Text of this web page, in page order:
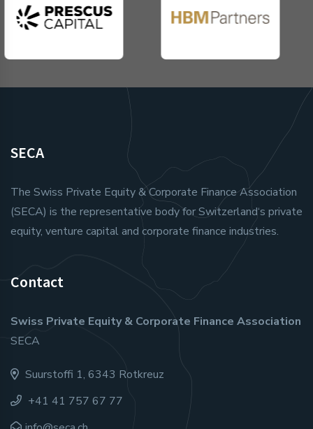
SECA
The Swiss Private Equity & Corporate Finance Association
(SECA) is the representative body for Switzerland‘s private
equity, venture capital and corporate finance industries.
Contact
Swiss Private Equity & Corporate Finance Association
SECA
Suurstoffi 1, 6343 Rotkreuz
+41 41 757 67 77